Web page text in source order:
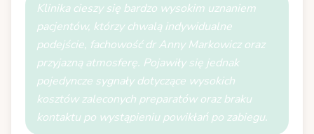
Klinika cieszy się bardzo wysokim uznaniem
pacjentów, którzy chwalą indywidualne
podejście, fachowość dr Anny Markowicz oraz
przyjazną atmosferę. Pojawiły się jednak
pojedyncze sygnały dotyczące wysokich
kosztów zaleconych preparatów oraz braku
kontaktu po wystąpieniu powikłań po zabiegu.